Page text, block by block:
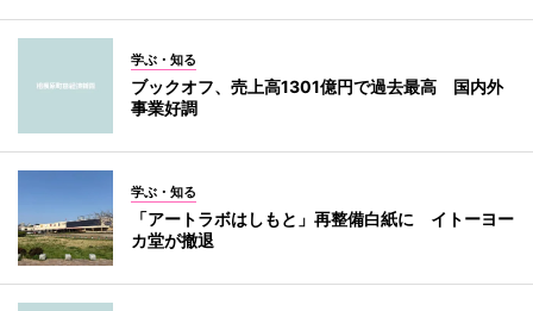
学ぶ・知る
ブックオフ、売上高1301億円で過去最高 国内外
事業好調
学ぶ・知る
「アートラボはしもと」再整備白紙に イトーヨー
カ堂が撤退